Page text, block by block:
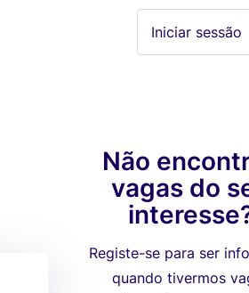
Iniciar sessão
Não
vagas do
Registe-se para ser
quando tivermos